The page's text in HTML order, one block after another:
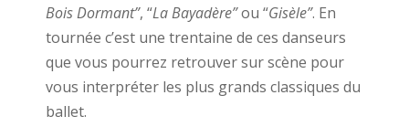
Bois Dormant”, “La Bayadère”ou “Gisèle”. En
tournée c’est une trentaine de ces danseurs
que vous pourrez retrouver sur scène pour
vous interpréter les plus grands classiques du
ballet.